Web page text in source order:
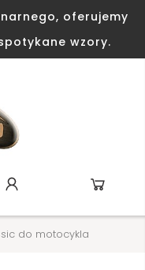
oferujemy
wzory.
do motocykla